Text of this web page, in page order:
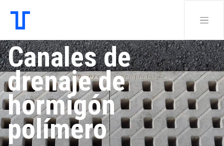
Canales de
drenaje de
hormigón
polímero